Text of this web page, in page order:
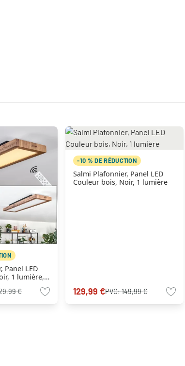
Panel LED
1 lumière,
€
-10 % DE RÉDUCTION
Salmi Plafonnier, Panel LED
Couleur bois, Noir, 1 lumière
129,99 €PVC:149,99 €